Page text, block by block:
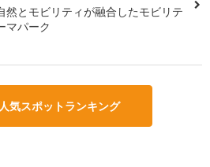
然とモビリティが融合したモビリテ
マパーク
気スポットランキング